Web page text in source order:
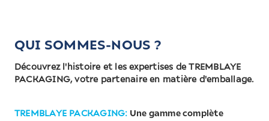
QUI SOMMES-NOUS ?
Découvrez l'histoire et les expertises de TREMBLAYE
PACKAGING, votre partenaire en matière d'emballage.
TREMBLAYE PACKAGING: Une gamme complète